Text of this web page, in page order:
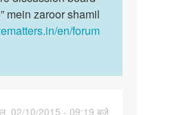
mein zaroor shamil
en/forum
02/10/2015 - 09:19 बजे